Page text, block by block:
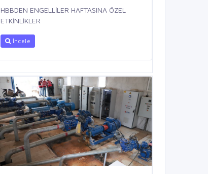
HBBDEN ENGELLİLER HAFTASINA ÖZEL
ETKİNLİKLER
İncele